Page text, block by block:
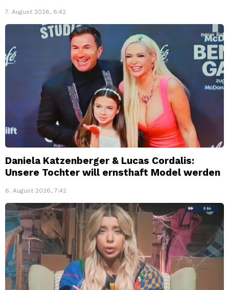
7. August 2026, 6:42
Daniela Katzenberger & Lucas Cordalis:
Unsere Tochter will ernsthaft Model werden
6. August 2026, 7:42